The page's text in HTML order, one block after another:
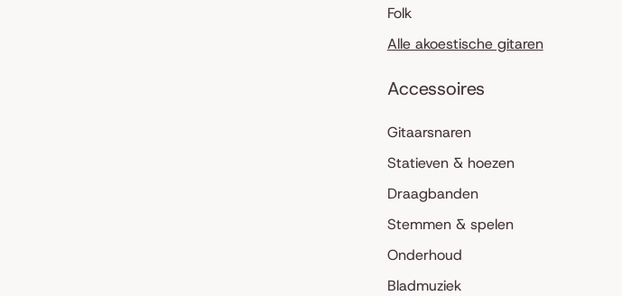
Folk
Alle akoestische gitaren
Accessoires
Gitaarsnaren
Statieven & hoezen
Draagbanden
Stemmen & spelen
Onderhoud
Bladmuziek